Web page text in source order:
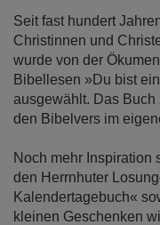
Seit fast hundert
Christinnen und
wurde von der
Bibellesen »Du bist
ausgewählt. Das
den Bibelvers im
Noch mehr Inspiration
den Herrnhuter
Kalendertagebuch«
kleinen Geschenken